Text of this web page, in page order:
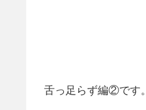
舌っ足らず編②です。